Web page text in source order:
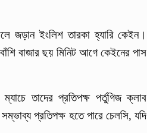
জড়ান ইংলিশ তারকা হ্যারি কেইন।
বাজার ছয় মিনিট আগে কেইনের পাস
তাদের প্রতিপক্ষ পর্তুগিজ ক্লাব
প্রতিপক্ষ হতে পারে চেলসি, যদি